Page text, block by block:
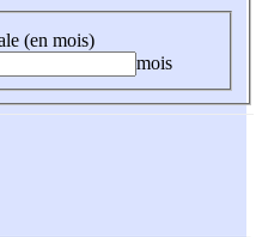
(en mois)
mois